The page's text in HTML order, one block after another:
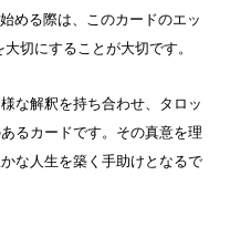
める際は、このカードのエッ
切にすることが大切です。
な解釈を持ち合わせ、タロッ
るカードです。その真意を理
な人生を築く手助けとなるで